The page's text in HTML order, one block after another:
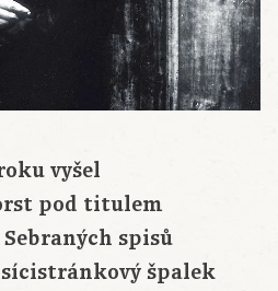
vyšel
pod titulem
spisů
špalek